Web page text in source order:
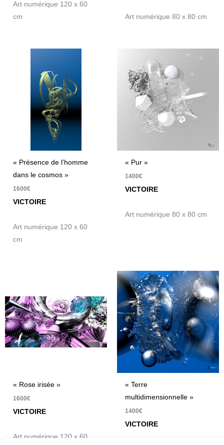
Art numérique 120 x 60
cm
Art numérique 80 x 80 cm
« Présence de l’homme
dans le cosmos »
1600€
VICTOIRE
Art numérique 120 x 60
cm
« Pur »
1400€
VICTOIRE
Art numérique 80 x 80 cm
« Rose irisée »
1600€
VICTOIRE
Art numérique 120 x 60
« Terre
multidimensionnelle »
1400€
VICTOIRE